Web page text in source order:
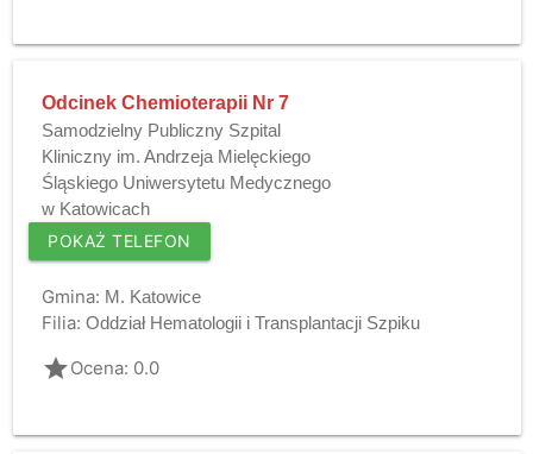
Odcinek Chemioterapii Nr 7
Samodzielny Publiczny Szpital
Kliniczny im. Andrzeja Mielęckiego
Śląskiego Uniwersytetu Medycznego
w Katowicach
POKAŻ TELEFON
Gmina: M. Katowice
Filia: Oddział Hematologii i Transplantacji Szpiku
gradeOcena: 0.0